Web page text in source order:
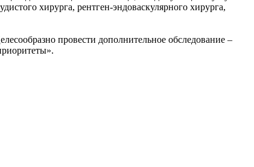
хирурга, рентген-эндоваскулярного хирурга,
провести дополнительное обследование –